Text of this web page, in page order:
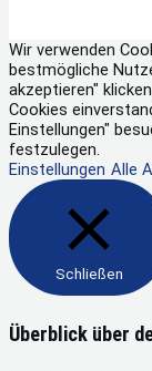
Wir verwenden
bestmögliche
akzeptieren"
Cookies
Einstellungen"
festzulegen.
Einstellungen Alle
Schließen
Überblick über